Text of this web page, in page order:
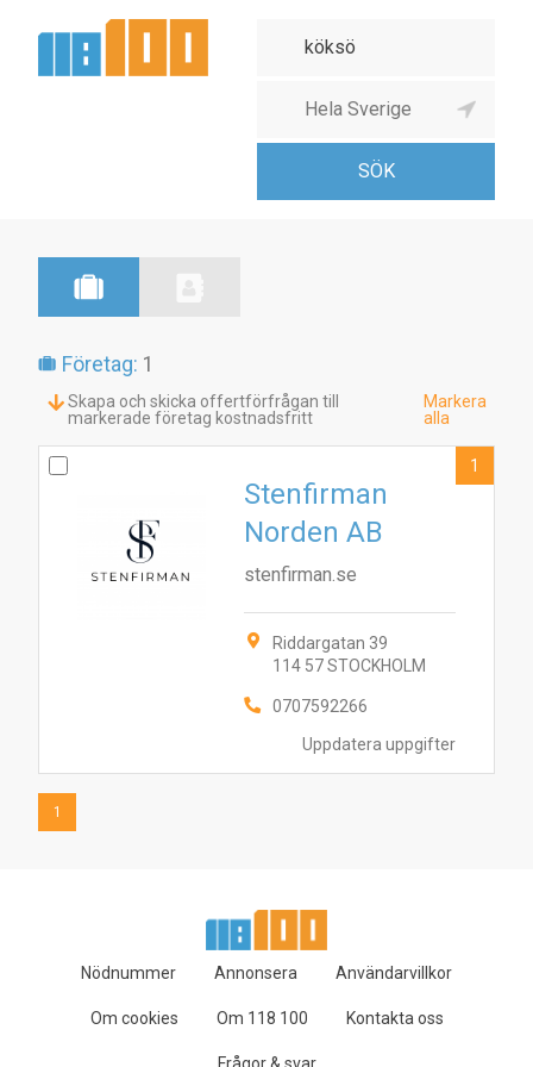
Företag: 1
Skapa och skicka offertförfrågan till
markerade företag kostnadsfritt
Markera
alla
Uppdatera uppgifter
Stenfirman
Norden AB
stenfirman.se
Riddargatan 39
114 57 STOCKHOLM
0707592266
1
1
Nödnummer Annonsera Användarvillkor
Om cookies Om 118 100 Kontakta oss